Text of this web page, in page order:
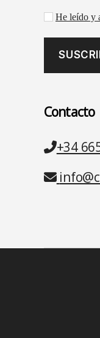
Aceptación
He leído y
Contacto
+34
Email